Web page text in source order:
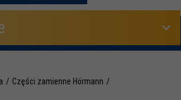
Części zamienne Hörmann